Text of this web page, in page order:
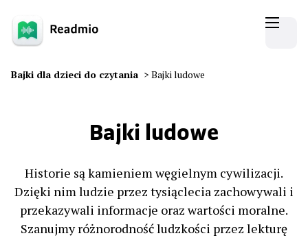
Bajki dla dzieci do czytania > Bajki ludowe
Bajki ludowe
Historie są kamieniem węgielnym cywilizacji.
Dzięki nim ludzie przez tysiąclecia zachowywali i
przekazywali informacje oraz wartości moralne.
Szanujmy różnorodność ludzkości przez lekturę